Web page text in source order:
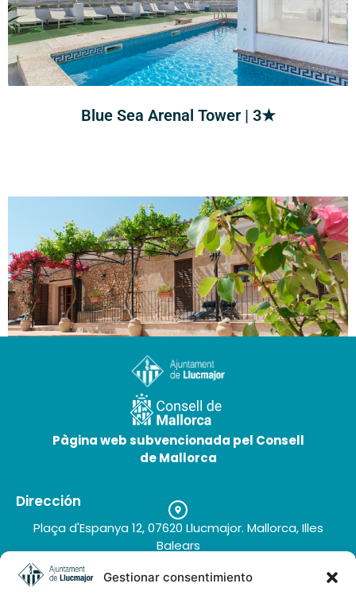
Gestionar consentimiento
Blue Sea Arenal Tower | 3★
Son Samà
Pàgina web subvencionada pel Consell
de Mallorca
Dirección
Plaça d'Espanya 12, 07620 Llucmajor. Mallorca, Illes
Balears
Teléfono
+34 971 66 91 62